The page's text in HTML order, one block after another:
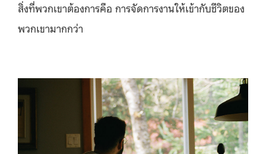
สิ่งที่พวกเขาต้องการคือ การจัดการงานให้เข้ากับชีวิตของ
พวกเขามากกว่า